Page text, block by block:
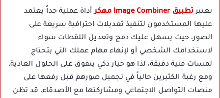
يعتبرتطبيق Image Combiner مهكر
أداة عملية جداً يعتمد
عليها المستخدمون لتنفيذ تعديلات احترافية سريعة على
الصور، حيث يسهل عليك دمج وتعديل اللقطات سواء
لاستخدامك الشخصي أو لإنهاء مهام عملك التي بتحتاج
لمسات فنية دقيقة، لذا هو خيار ذكي يتفوق على الحلول العادية،
ومع رغبة الكثيرين حالياً في تجميل صورهم قبل رفعها على
منصات التواصل الاجتماعي ومشاركتها مع الأصدقاء، قد تظن